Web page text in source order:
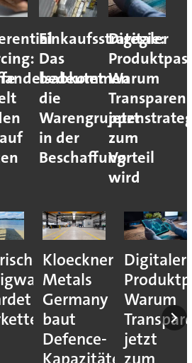
Einkaufsstrategie:
Das
bedeutet
die
in der
Beschaffung
Digitaler
Warum
jetzt
zum
Vorteil
wird
Kloeckner
Metals
Germany
baut
Defence-
Digitaler
Warum
jetzt